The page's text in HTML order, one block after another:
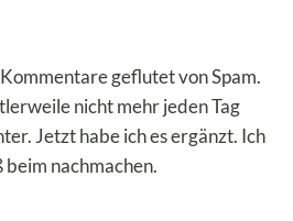
geflutet von Spam.
nicht mehr jeden Tag
Jetzt habe ich es ergänzt. Ich
nachmachen.